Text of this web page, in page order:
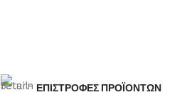
ΕΠΙΣΤΡΟΦΕΣ ΠΡΟΪΟΝΤΩΝ